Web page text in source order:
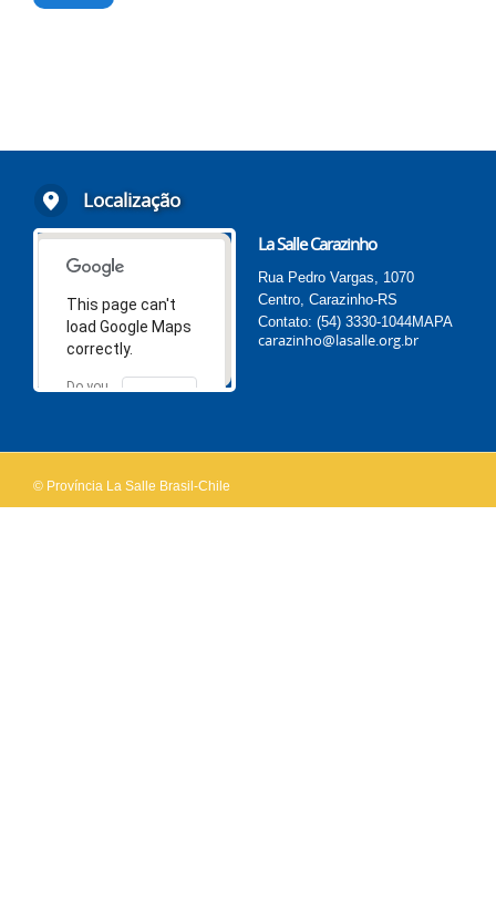
Localização
This page can't
load Google Maps
correctly.
Do you
OK
La Salle Carazinho
Rua Pedro Vargas, 1070
Centro, Carazinho-RS
Contato: (54) 3330-1044MAPA
carazinho@lasalle.org.br
© Província La Salle Brasil-Chile